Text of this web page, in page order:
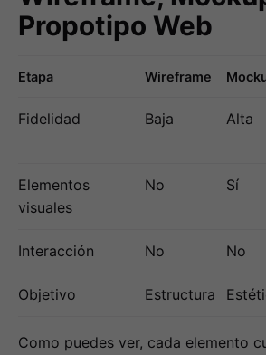
Propotipo Web
Etapa Wireframe
Fidelidad Baja Alta
Elementos
visuales
No Sí
Interacción No No
Objetivo Estructura
Como puedes ver, cada elemento